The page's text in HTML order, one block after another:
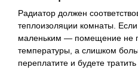
Радиатор должен
теплоизоляции комнаты.
маленьким — помещение не
температуры, а слишком
переплатите и будете